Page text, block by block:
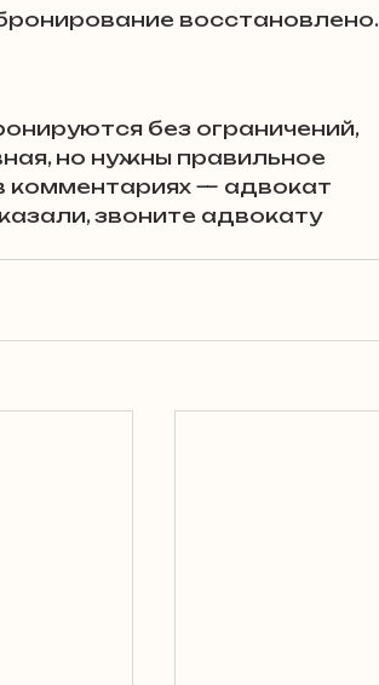
восстановлено.
без ограничений,
но нужны правильное
комментариях — адвокат
звоните адвокату